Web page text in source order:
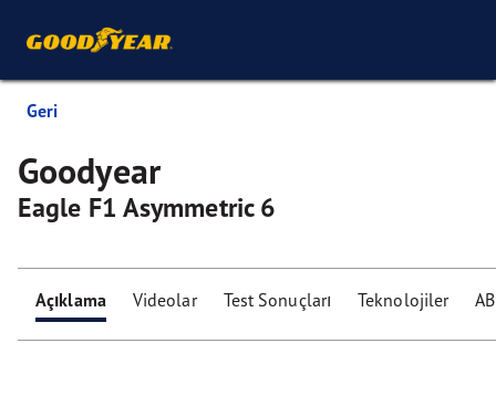
Geri
Goodyear
Eagle F1 Asymmetric 6
Açıklama Videolar Test Sonuçları Teknolojiler